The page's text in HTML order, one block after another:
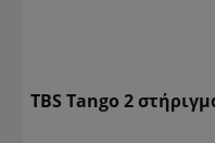
TBS Tango 2